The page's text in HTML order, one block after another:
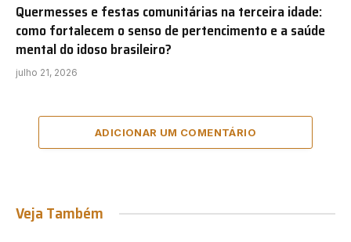
Quermesses e festas comunitárias na terceira idade:
como fortalecem o senso de pertencimento e a saúde
mental do idoso brasileiro?
julho 21, 2026
ADICIONAR UM COMENTÁRIO
Veja Também